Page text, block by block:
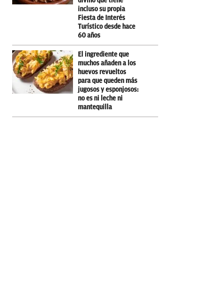
incluso su propia
Fiesta de Interés
Turístico desde hace
60 años
El ingrediente que
muchos añaden a los
huevos revueltos
para que queden más
jugosos y esponjosos:
no es ni leche ni
mantequilla